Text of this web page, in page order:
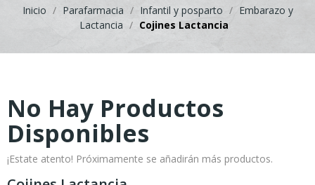
Inicio Parafarmacia Infantil y posparto
Embarazo y
Lactancia
Cojines Lactancia
No Hay Productos
Disponibles
¡Estate atento! Próximamente se añadirán más productos.